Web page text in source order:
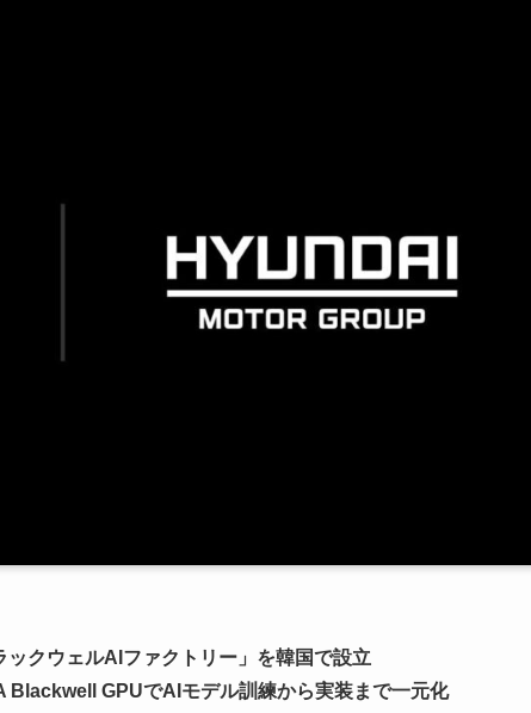
クウェルAIファクトリー」を韓国で設立
Blackwell GPUでAIモデル訓練から実装まで一元化